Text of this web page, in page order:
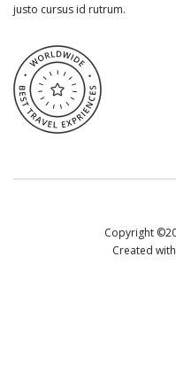
justo cursus id rutrum.
Copyright
Created with